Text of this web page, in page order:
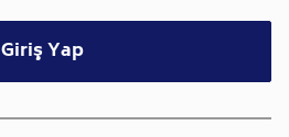
Giriş Yap